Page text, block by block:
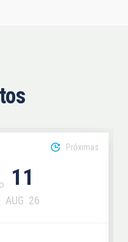
11
AUG 26
Próximas